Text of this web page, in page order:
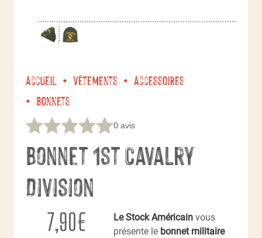
Accueil Vêtements
Accessoires
Bonnets
0 avis
Bonnet 1st Cavalry
Division
7,90€ Le Stock Américain vous
présente le bonnet militaire